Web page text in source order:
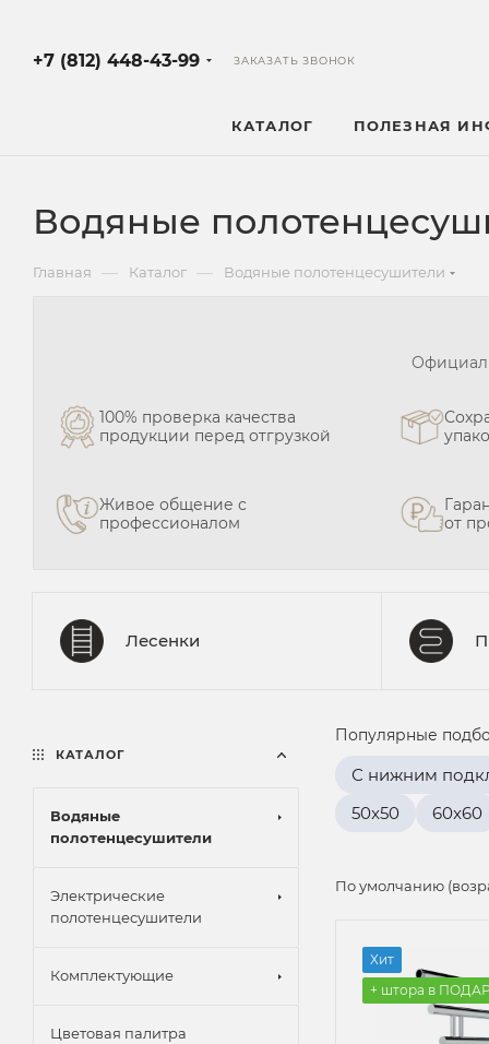
+7 (812) 448-43-99 ЗАКАЗАТЬ ЗВОНОК
КАТАЛОГ ПОЛЕЗНАЯ
Водяные
Главная — Каталог — Водяные полотенцесушители
100% проверка качества
продукции перед отгрузкой
Живое общение с
профессионалом
от
Лесенки
Популярные
С нижним
50x50
60x60
По умолчанию
Хит
+ штора в
КАТАЛОГ
Водяные
полотенцесушители
Электрические
полотенцесушители
Комплектующие
Цветовая палитра